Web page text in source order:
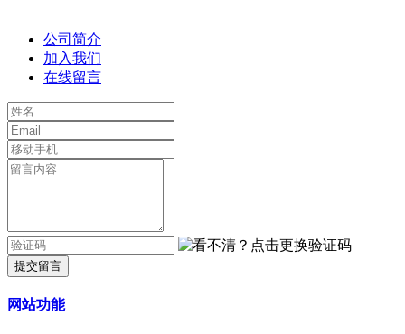
公司简介
加入我们
在线留言
提交留言
网站功能